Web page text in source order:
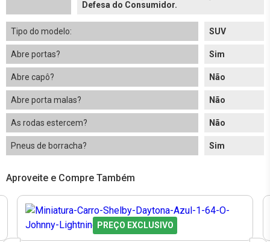
Defesa do Consumidor.
Tipo do modelo: SUV
Abre portas? Sim
Abre capô? Não
Abre porta malas? Não
As rodas estercem? Não
Pneus de borracha? Sim
Aproveite e Compre Também
PREÇO EXCLUSIVO